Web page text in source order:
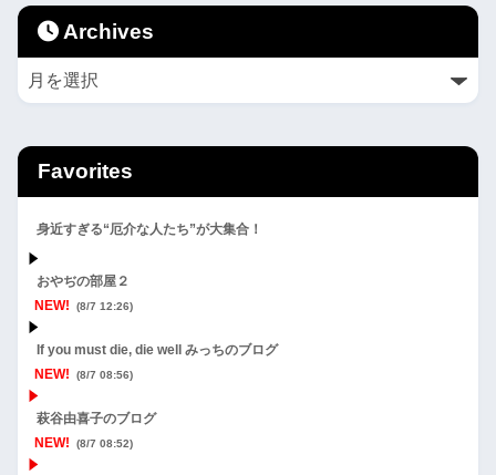
Archives
Favorites
身近すぎる“厄介な人たち”が大集合！
おやぢの部屋２
NEW!
(8/7 12:26)
If you must die, die well みっちのブログ
NEW!
(8/7 08:56)
萩谷由喜子のブログ
NEW!
(8/7 08:52)